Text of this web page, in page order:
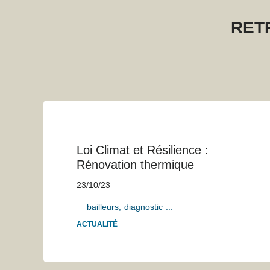
Loi Climat et Résilience :
Rénovation thermique
23/10/23
bailleurs diagnostic
ACTUALITÉ